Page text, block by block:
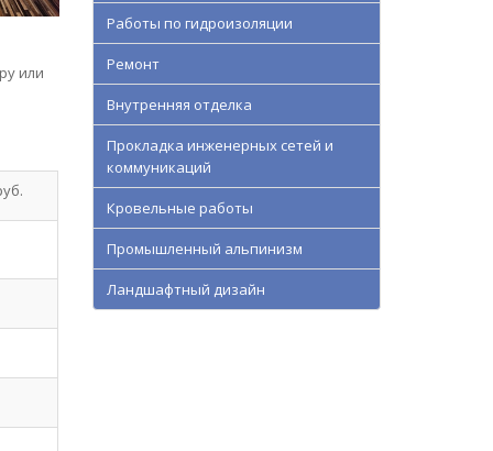
или
Работы по гидроизоляции
Ремонт
Внутренняя отделка
Прокладка инженерных сетей и
коммуникаций
Кровельные работы
Промышленный альпинизм
Ландшафтный дизайн